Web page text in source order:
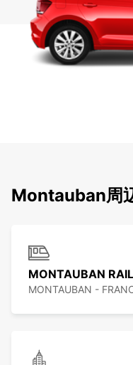
Montauban周
MONTAUBAN
MONTAUBAN -